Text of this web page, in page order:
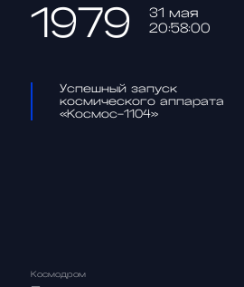
1979
31 мая
20:58:00
Успешный запуск
космического аппарата
«Космос-1104»
Космодром